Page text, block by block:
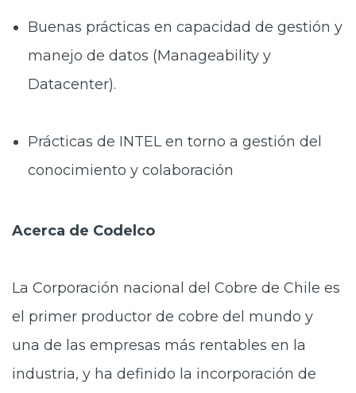
Buenas prácticas en capacidad de gestión y
manejo de datos (Manageability y
Datacenter).
Prácticas de INTEL en torno a gestión del
conocimiento y colaboración
Acerca de Codelco
La Corporación nacional del Cobre de Chile es
el primer productor de cobre del mundo y
una de las empresas más rentables en la
industria, y ha definido la incorporación de